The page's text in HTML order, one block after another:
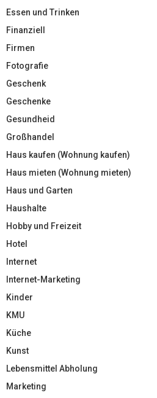
Essen und Trinken
Finanziell
Firmen
Fotografie
Geschenk
Geschenke
Gesundheid
Großhandel
Haus kaufen (Wohnung kaufen)
Haus mieten (Wohnung mieten)
Haus und Garten
Haushalte
Hobby und Freizeit
Hotel
Internet
Internet-Marketing
Kinder
KMU
Küche
Kunst
Lebensmittel Abholung
Marketing